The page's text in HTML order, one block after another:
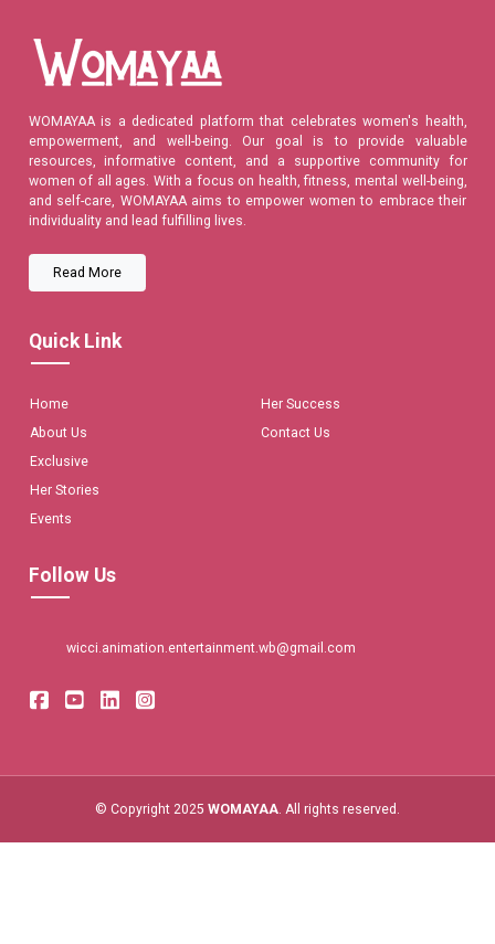
WOMAYAA is a dedicated platform that celebrates women's health,
empowerment, and well-being. Our goal is to provide valuable
resources, informative content, and a supportive community for
women of all ages. With a focus on health, fitness, mental well-being,
and self-care, WOMAYAA aims to empower women to embrace their
individuality and lead fulfilling lives.
Read More
Quick Link
Home
About Us
Exclusive
Her Stories
Events
Her Success
Contact Us
Follow Us
wicci.animation.entertainment.wb@gmail.com
© Copyright 2025 WOMAYAA. All rights reserved.